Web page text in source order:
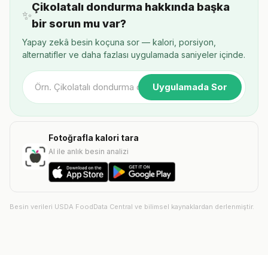
✨
Çikolatalı dondurma hakkında başka
bir sorun mu var?
Yapay zekâ besin koçuna sor — kalori, porsiyon,
alternatifler ve daha fazlası uygulamada saniyeler içinde.
Uygulamada Sor
Fotoğrafla kalori tara
AI ile anlık besin analizi
Besin verileri USDA FoodData Central ve bilimsel kaynaklardan derlenmiştir.